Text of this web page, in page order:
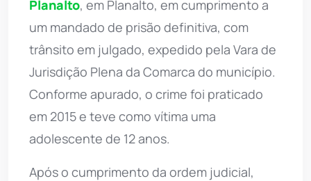
Planalto, em Planalto, em cumprimento a
um mandado de prisão definitiva, com
trânsito em julgado, expedido pela Vara de
Jurisdição Plena da Comarca do município.
Conforme apurado, o crime foi praticado
em 2015 e teve como vítima uma
adolescente de 12 anos.
Após o cumprimento da ordem judicial,